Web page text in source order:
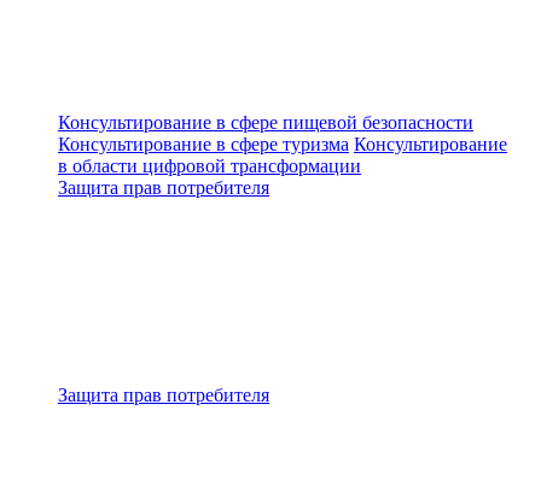
Консультирование в сфере пищевой безопасности
Консультирование в сфере туризма Консультирование
в области цифровой трансформации
Защита прав потребителя
Защита прав потребителя